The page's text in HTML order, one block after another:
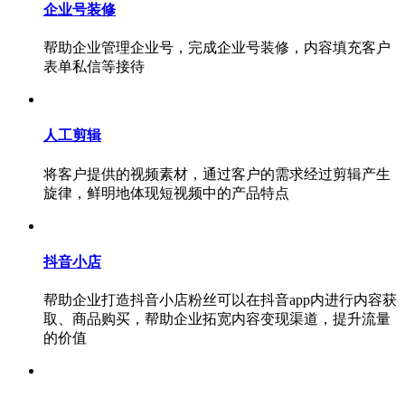
企业号装修
帮助企业管理企业号，完成企业号装修，内容填充客户
表单私信等接待
人工剪辑
将客户提供的视频素材，通过客户的需求经过剪辑产生
旋律，鲜明地体现短视频中的产品特点
抖音小店
帮助企业打造抖音小店粉丝可以在抖音app内进行内容获
取、商品购买，帮助企业拓宽内容变现渠道，提升流量
的价值